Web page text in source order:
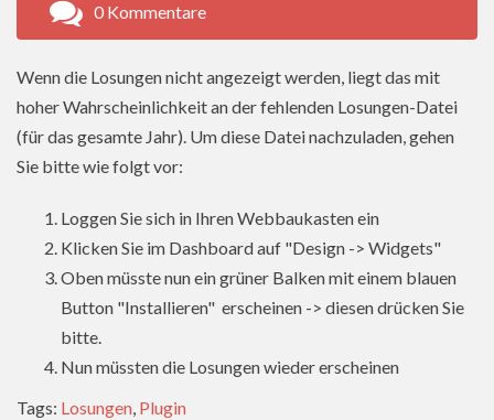
0 Kommentare
Wenn die Losungen nicht angezeigt werden, liegt das mit
hoher Wahrscheinlichkeit an der fehlenden Losungen-Datei
(für das gesamte Jahr). Um diese Datei nachzuladen, gehen
Sie bitte wie folgt vor:
Loggen Sie sich in Ihren Webbaukasten ein
Klicken Sie im Dashboard auf "Design -> Widgets"
Oben müsste nun ein grüner Balken mit einem blauen
Button "Installieren" erscheinen -> diesen drücken Sie
bitte.
Nun müssten die Losungen wieder erscheinen
Tags: Losungen, Plugin